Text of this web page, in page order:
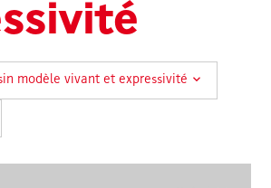
modèle vivant et expressivité